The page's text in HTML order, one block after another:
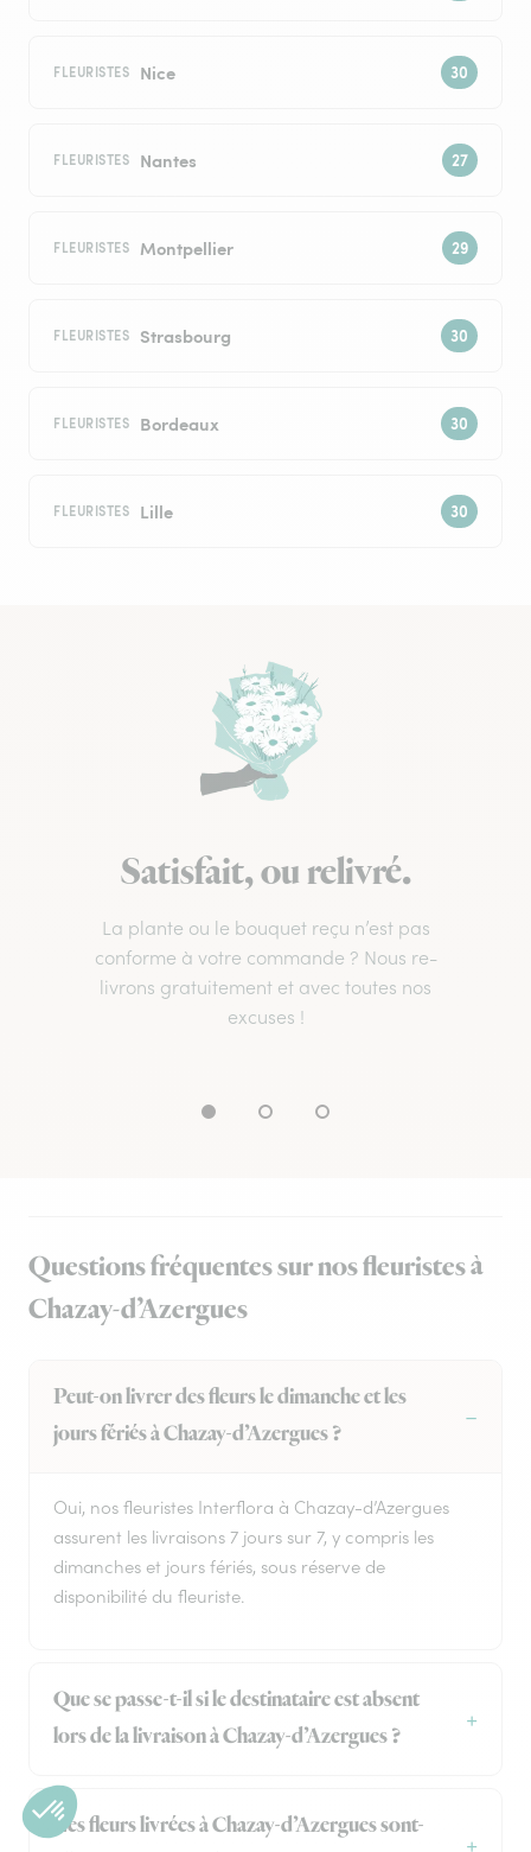
FLEURISTES Nice
FLEURISTES Nantes
FLEURISTES Montpellier
FLEURISTES Strasbourg
FLEURISTES Bordeaux
FLEURISTES Lille
Satisfait, ou relivré.
La plante ou le bouquet reçu n’est pas
conforme à votre commande ? Nous re-
livrons gratuitement et avec toutes nos
excuses !
Questions fréquentes sur nos fleuristes à
Chazay-d’Azergues
Peut-on livrer des fleurs le dimanche et les
jours fériés à Chazay-d’Azergues ?
Oui, nos fleuristes Interflora à Chazay-d’Azergues
assurent les livraisons 7 jours sur 7, y compris les
dimanches et jours fériés, sous réserve de
disponibilité du fleuriste.
Que se passe-t-il si le destinataire est absent
lors de la livraison à Chazay-d’Azergues ?
Les fleurs livrées à Chazay-d’Azergues sont-